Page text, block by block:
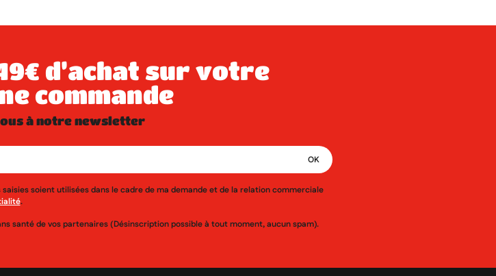
commande
à notre newsletter
soient utilisées dans le cadre de ma demande et de la relation commerciale
.
santé de vos partenaires (Désinscription possible à tout moment, aucun spam).